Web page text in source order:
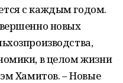
с каждым годом.
новых
в целом жизни
Хамитов. – Новые